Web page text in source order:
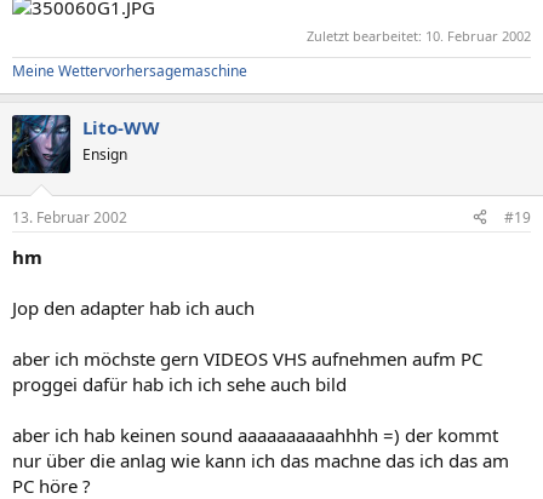
Zuletzt bearbeitet: 10. Februar 2002
Meine Wettervorhersagemaschine
Lito-WW
Ensign
13. Februar 2002 #19
hm
Jop den adapter hab ich auch
aber ich möchste gern VIDEOS VHS aufnehmen aufm PC
proggei dafür hab ich ich sehe auch bild
aber ich hab keinen sound aaaaaaaaaahhhh =) der kommt
nur über die anlag wie kann ich das machne das ich das am
PC höre ?